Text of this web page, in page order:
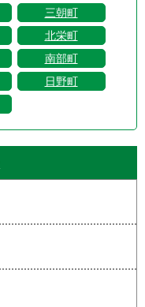
三朝町
北栄町
南部町
日野町